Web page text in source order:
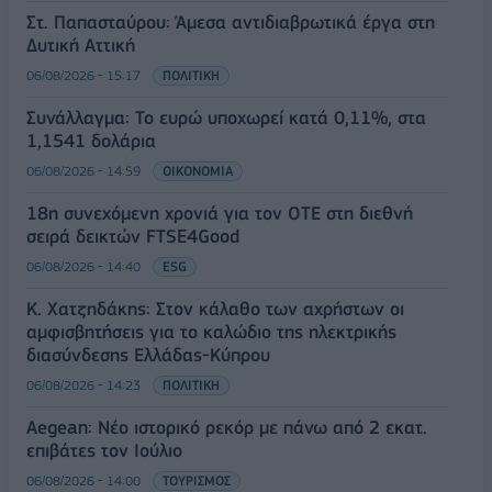
Στ. Παπασταύρου: Άμεσα αντιδιαβρωτικά έργα στη
Δυτική Αττική
06/08/2026 - 15:17 ΠΟΛΙΤΙΚΗ
Συνάλλαγμα: Το ευρώ υποχωρεί κατά 0,11%, στα
1,1541 δολάρια
06/08/2026 - 14:59 ΟΙΚΟΝΟΜΙΑ
18η συνεχόμενη χρονιά για τον ΟΤΕ στη διεθνή
σειρά δεικτών FTSE4Good
06/08/2026 - 14:40 ESG
Κ. Χατζηδάκης: Στον κάλαθο των αχρήστων οι
αμφισβητήσεις για το καλώδιο της ηλεκτρικής
διασύνδεσης Ελλάδας-Κύπρου
06/08/2026 - 14:23 ΠΟΛΙΤΙΚΗ
Aegean: Νέο ιστορικό ρεκόρ με πάνω από 2 εκατ.
επιβάτες τον Ιούλιο
06/08/2026 - 14:00 ΤΟΥΡΙΣΜΟΣ